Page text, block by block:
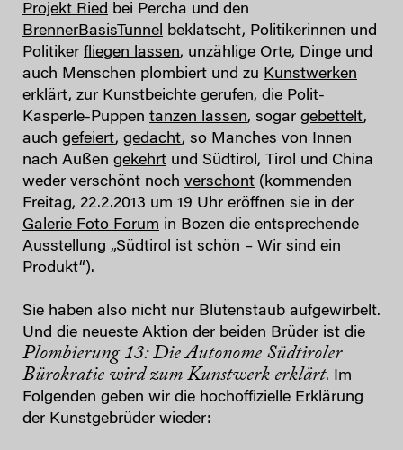
Projekt Ried bei Percha und den
BrennerBasisTunnel beklatscht, Politikerinnen und
Politiker fliegen lassen, unzählige Orte, Dinge und
auch Menschen plombiert und zu Kunstwerken
erklärt, zur Kunstbeichte gerufen, die Polit-
Kasperle-Puppen tanzen lassen, sogar gebettelt,
auch gefeiert, gedacht, so Manches von Innen
nach Außen gekehrt und Südtirol, Tirol und China
weder verschönt noch verschont (kommenden
Freitag, 22.2.2013 um 19 Uhr eröffnen sie in der
Galerie Foto Forum in Bozen die entsprechende
Ausstellung „Südtirol ist schön – Wir sind ein
Produkt“).
Sie haben also nicht nur Blütenstaub aufgewirbelt.
Und die neueste Aktion der beiden Brüder ist die
Plombierung 13: Die Autonome Südtiroler
Bürokratie wird zum Kunstwerk erklärt. Im
Folgenden geben wir die hochoffizielle Erklärung
der Kunstgebrüder wieder: